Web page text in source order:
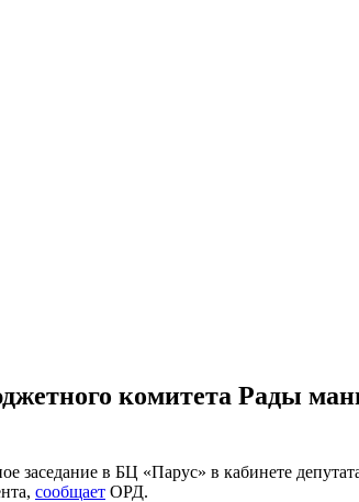
комитета Рады
заседание в БЦ «Парус» в кабинете
сообщает ОРД.